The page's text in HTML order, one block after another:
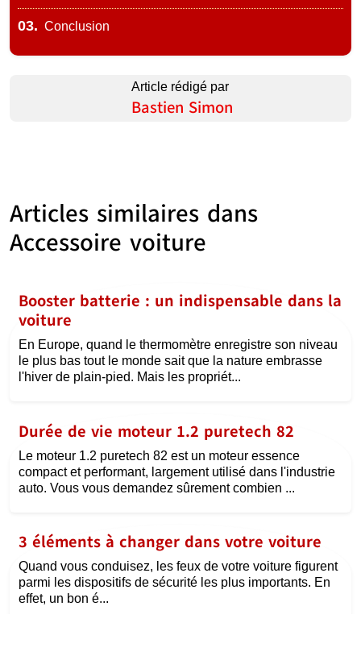
03. Conclusion
Article rédigé par
Bastien Simon
Articles similaires dans
Accessoire voiture
Booster batterie : un indispensable dans la
voiture
En Europe, quand le thermomètre enregistre son niveau
le plus bas tout le monde sait que la nature embrasse
l'hiver de plain-pied. Mais les propriét...
Durée de vie moteur 1.2 puretech 82
Le moteur 1.2 puretech 82 est un moteur essence
compact et performant, largement utilisé dans l'industrie
auto. Vous vous demandez sûrement combien ...
3 éléments à changer dans votre voiture
Quand vous conduisez, les feux de votre voiture figurent
parmi les dispositifs de sécurité les plus importants. En
effet, un bon é...